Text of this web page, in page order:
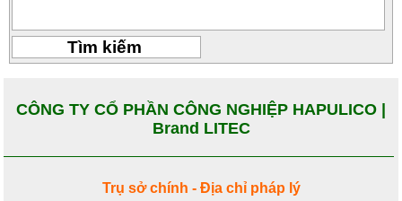
CÔNG TY CỔ PHẦN CÔNG NGHIỆP HAPULICO |
Brand LITEC
Trụ sở chính - Địa chỉ pháp lý